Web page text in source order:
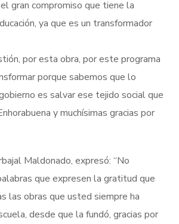
gran compromiso que tiene la
ya que es un transformador
por esta obra, por este programa
porque sabemos que lo
es salvar ese tejido social que
y muchísimas gracias por
Maldonado, expresó: “No
que expresen la gratitud que
las obras que usted siempre ha
desde que la fundó, gracias por